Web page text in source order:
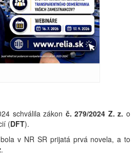
schválila zákon č. 279/2024 Z. z.o
(DFT).
v NR SR prijatá prvá novela, a to
.